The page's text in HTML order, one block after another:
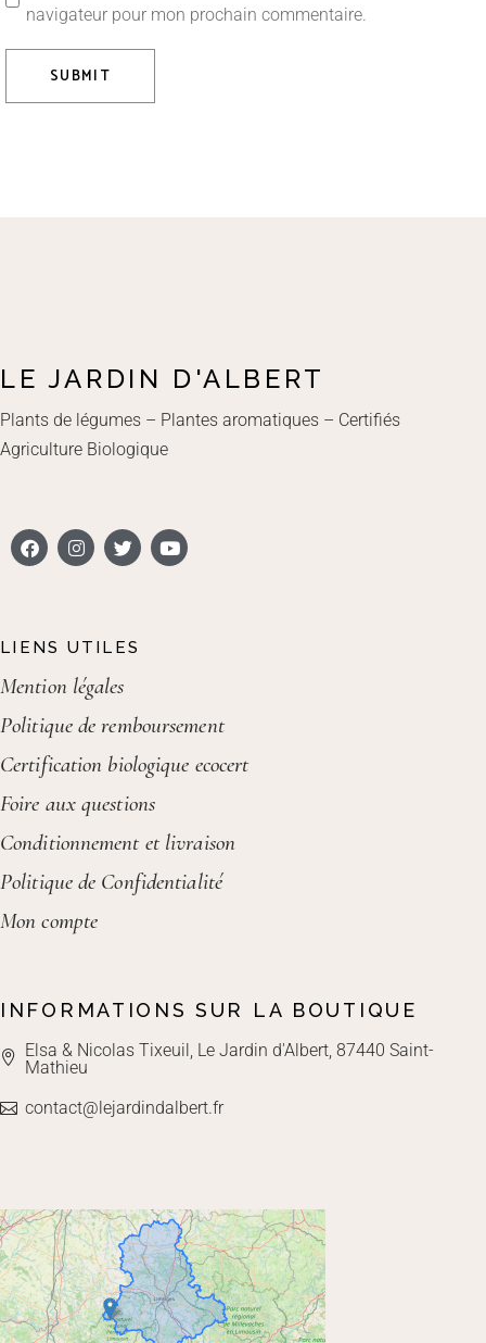
navigateur pour mon prochain commentaire.
SUBMIT
LE JARDIN D'ALBERT
Plants de légumes – Plantes aromatiques – Certifiés
Agriculture Biologique
LIENS UTILES
Mention légales
Politique de remboursement
Certification biologique ecocert
Foire aux questions
Conditionnement et livraison
Politique de Confidentialité
Mon compte
INFORMATIONS SUR LA BOUTIQUE
Elsa & Nicolas Tixeuil, Le Jardin d'Albert, 87440 Saint-
Mathieu
contact@lejardindalbert.fr